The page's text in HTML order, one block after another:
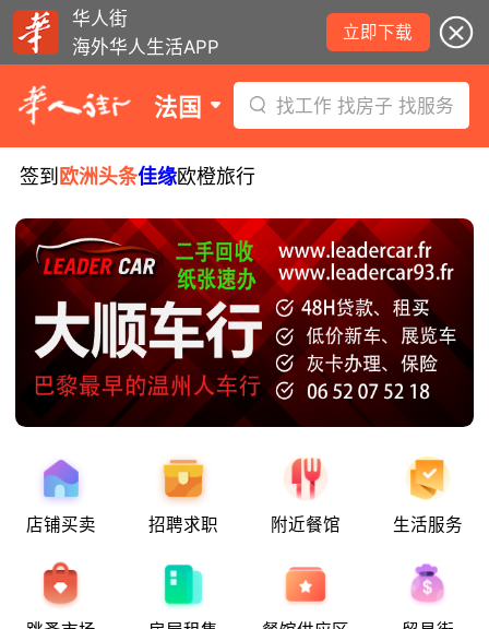
华人街
海外华人生活APP
立即下载
法国 找工作 找房子 找服务
签到 欧洲头条佳缘欧橙旅行
店铺买卖 招聘求职 附近餐馆 生活服务